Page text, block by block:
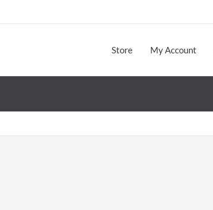
Store My Account